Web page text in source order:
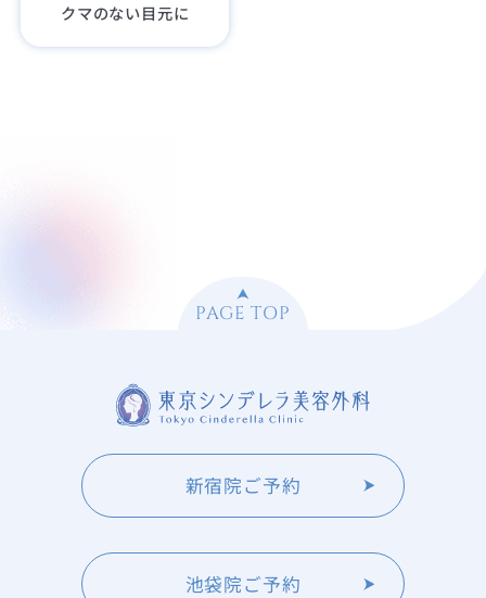
クマのない目元に
PAGE TOP
新宿院ご予約
池袋院ご予約